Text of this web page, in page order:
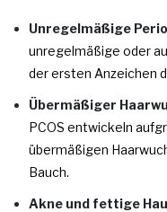
Unregelmäßige
unregelmäßige oder
der ersten Anzeichen
Übermäßiger
PCOS entwickeln
übermäßigen
Bauch.
Akne und fettige